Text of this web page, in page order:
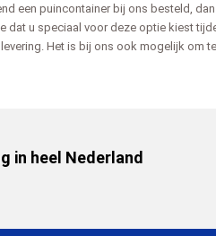
een puincontainer bij ons besteld,
dat u speciaal voor deze optie kiest
Het is bij ons ook mogelijk om
in heel Nederland